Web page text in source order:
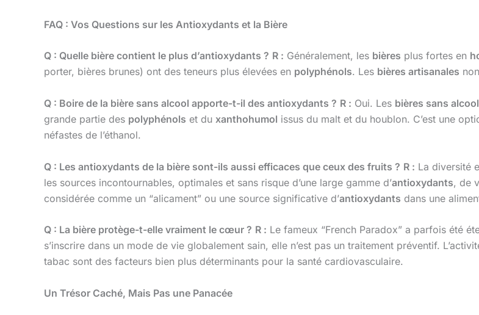
FAQ : Vos Questions sur les Antioxydants et la Bière
Q : Quelle bière contient le plus d’antioxydants ? R : Généralement, les bières plus fortes en
porter, bières brunes) ont des teneurs plus élevées en polyphénols. Les bières artisanales
Q : Boire de la bière sans alcool apporte-t-il des antioxydants ? R : Oui. Les bières sans alcool
grande partie des polyphénols et du xanthohumol issus du malt et du houblon. C’est une
néfastes de l’éthanol.
Q : Les antioxydants de la bière sont-ils aussi efficaces que ceux des fruits ? R : La diversité
les sources incontournables, optimales et sans risque d’une large gamme d’antioxydants, de
considérée comme un “alicament” ou une source significative d’antioxydants dans une
Q : La bière protège-t-elle vraiment le cœur ? R : Le fameux “French Paradox” a parfois été
s’inscrire dans un mode de vie globalement sain, elle n’est pas un traitement préventif.
tabac sont des facteurs bien plus déterminants pour la santé cardiovasculaire.
Un Trésor Caché, Mais Pas une Panacée